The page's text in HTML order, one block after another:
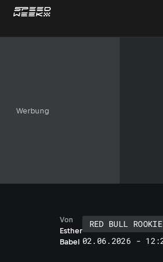
Werbung
Esther
Babel
Von
RED BULL
02.06.2026 -